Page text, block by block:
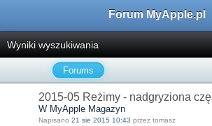
Forum MyApple.pl
Wyniki wyszukiwania
Forums
2015-05 Reżimy - nadgryziona
W MyApple Magazyn
Napisano 21 sie 2015 10:43 przez tomasz